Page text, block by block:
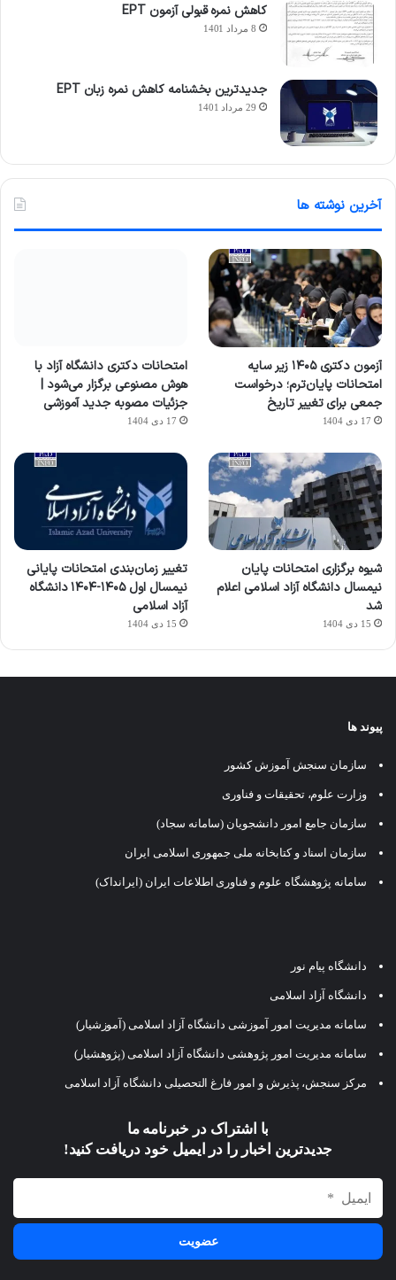
کاهش نمره قبولی آزمون EPT
8 مرداد 1401
جدیدترین بخشنامه کاهش نمره زبان EPT
29 مرداد 1401
آخرین نوشته ها
آزمون دکتری ۱۴۰۵ زیر سایه
امتحانات پایان‌ترم؛ درخواست
جمعی برای تغییر تاریخ
17 دی 1404
امتحانات دکتری دانشگاه آزاد با
هوش مصنوعی برگزار می‌شود |
جزئیات مصوبه جدید آموزشی
17 دی 1404
شیوه برگزاری امتحانات پایان
نیمسال دانشگاه آزاد اسلامی اعلام
شد
15 دی 1404
تغییر زمان‌بندی امتحانات پایانی
نیمسال اول ۱۴۰۵-۱۴۰۴ دانشگاه
آزاد اسلامی
15 دی 1404
پیوند ها
سازمان سنجش آموزش کشور
وزارت علوم، تحقیقات و فناوری
سازمان جامع امور دانشجویان (سامانه سجاد)
سازمان اسناد و کتابخانه ملی جمهوری اسلامی ایران
سامانه پژوهشگاه علوم و فناوری اطلاعات ایران (ایرانداک)
دانشگاه پیام نور
دانشگاه آزاد اسلامی
سامانه مدیریت امور آموزشی دانشگاه آزاد اسلامی (آموزشیار)
سامانه مدیریت امور پژوهشی دانشگاه آزاد اسلامی (پژوهشیار)
مرکز سنجش، پذیرش و امور فارغ التحصیلی دانشگاه آزاد اسلامی
با اشتراک در خبرنامه ما
جدیدترین اخبار را در ایمیل خود دریافت کنید!